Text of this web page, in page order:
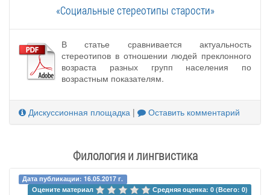
«Социальные стереотипы старости»
В статье сравнивается актуальность
стереотипов в отношении людей преклонного
возраста разных групп населения по
возрастным показателям.
Дискуссионная площадка | Оставить комментарий
Филология и лингвистика
Дата публикации: 16.05.2017 г.
Оцените материал
Средняя оценка: 0 (Всего: 0)